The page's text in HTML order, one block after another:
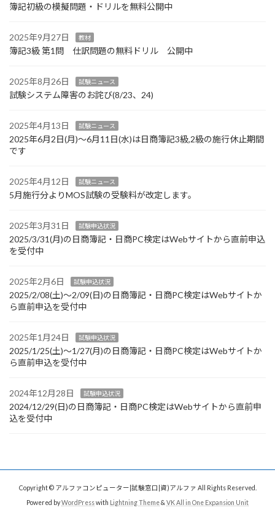
簿記初級の模擬問題・ドリルを無料公開中
2025年9月27日 教材
簿記3級 第1問 仕訳問題の無料ドリル 公開中
2025年8月26日 試験ニュース
試験システム障害のお詫び(8/23、24)
2025年4月13日 試験ニュース
2025年6月2日(月)～6月11日(水)は日商簿記3級,2級の施行休止期間
です
2025年4月12日 試験ニュース
5月施行分よりMOS試験の受験料が改定します。
2025年3月31日 試験申込状況
2025/3/31(月)の日商簿記・日商PC検定はWebサイトから直前申込
を受付中
2025年2月6日 試験申込状況
2025/2/08(土)～2/09(日)の日商簿記・日商PC検定はWebサイトか
ら直前申込を受付中
2025年1月24日 試験申込状況
2025/1/25(土)～1/27(月)の日商簿記・日商PC検定はWebサイトか
ら直前申込を受付中
2024年12月28日 試験申込状況
2024/12/29(日)の日商簿記・日商PC検定はWebサイトから直前申
込を受付中
Copyright © アルファコンピューター|試験窓口|資)アルファ All Rights Reserved.
Powered byWordPresswith Lightning Theme& VK All in One Expansion Unit